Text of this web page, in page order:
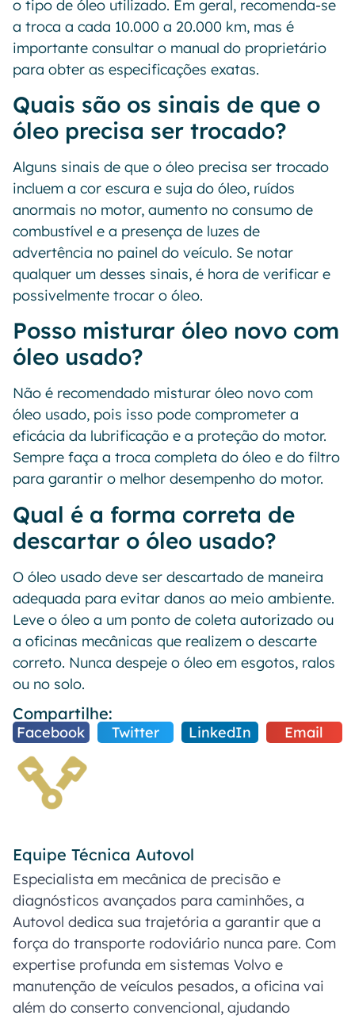
o tipo de óleo utilizado. Em geral, recomenda-se
a troca a cada 10.000 a 20.000 km, mas é
importante consultar o manual do proprietário
para obter as especificações exatas.
Quais são os sinais de que o
óleo precisa ser trocado?
Alguns sinais de que o óleo precisa ser trocado
incluem a cor escura e suja do óleo, ruídos
anormais no motor, aumento no consumo de
combustível e a presença de luzes de
advertência no painel do veículo. Se notar
qualquer um desses sinais, é hora de verificar e
possivelmente trocar o óleo.
Posso misturar óleo novo com
óleo usado?
Não é recomendado misturar óleo novo com
óleo usado, pois isso pode comprometer a
eficácia da lubrificação e a proteção do motor.
Sempre faça a troca completa do óleo e do filtro
para garantir o melhor desempenho do motor.
Qual é a forma correta de
descartar o óleo usado?
O óleo usado deve ser descartado de maneira
adequada para evitar danos ao meio ambiente.
Leve o óleo a um ponto de coleta autorizado ou
a oficinas mecânicas que realizem o descarte
correto. Nunca despeje o óleo em esgotos, ralos
ou no solo.
Compartilhe:
Facebook Twitter LinkedIn Email
Equipe Técnica Autovol
Especialista em mecânica de precisão e
diagnósticos avançados para caminhões, a
Autovol dedica sua trajetória a garantir que a
força do transporte rodoviário nunca pare. Com
expertise profunda em sistemas Volvo e
manutenção de veículos pesados, a oficina vai
além do conserto convencional, ajudando